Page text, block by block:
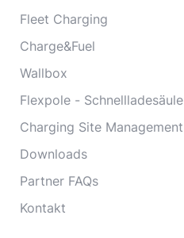
Fleet Charging
Charge&Fuel
Wallbox
Flexpole - Schnellladesäule
Charging Site Management
Downloads
Partner FAQs
Kontakt